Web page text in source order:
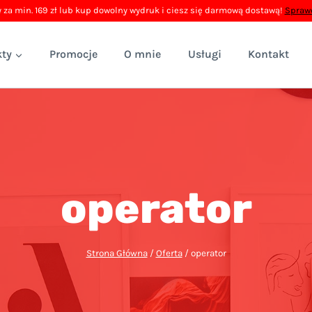
za min. 169 zł lub kup dowolny wydruk i ciesz się darmową dostawą!
Promocje O mnie Usługi Kontakt
operator
Strona Główna / Oferta / operator